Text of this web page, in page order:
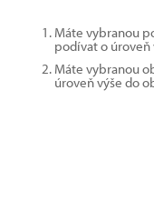
Máte vybranou
podívat o úroveň
Máte vybranou
úroveň výše do